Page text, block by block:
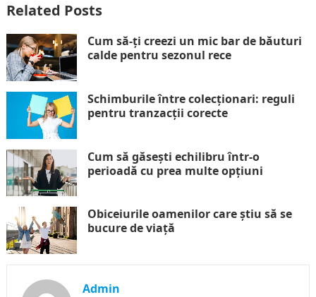
Related Posts
Cum să-ți creezi un mic bar de băuturi
calde pentru sezonul rece
Schimburile între colecționari: reguli
pentru tranzacții corecte
Cum să găsești echilibru într-o
perioadă cu prea multe opțiuni
Obiceiurile oamenilor care știu să se
bucure de viață
Admin